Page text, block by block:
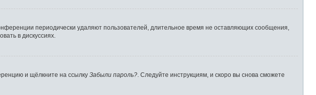
периодически удаляют пользователей, длительное время не оставляющих сообщения,
в дискуссиях.
и щёлкните на ссылку Забыли пароль? . Следуйте инструкциям, и скоро вы снова сможете